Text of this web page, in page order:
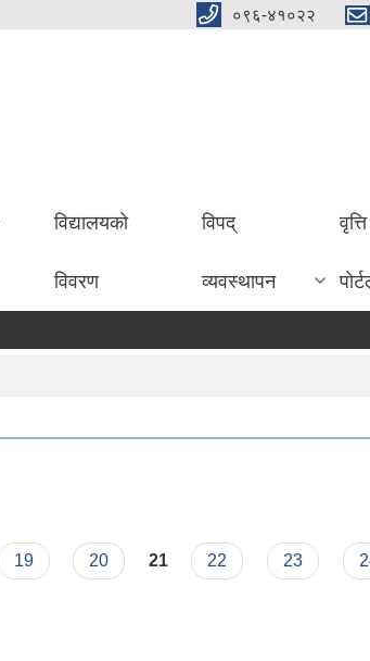
०९६-४१०२२
विद्यालयको
विवरण
विपद्
व्यवस्थापन
19 20 21 22 23